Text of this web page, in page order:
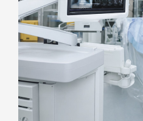
17
18.5
19
275.82 *
261.8 *
322 *
359.3 *
356 *
≧ 400
≧ 600
≧ 1000
≧ 350
VA區(mm)
TP IC / Controller
ETP-MB-
Cover Glass厚度/
1.1 t /
1.8 t /
TP介面